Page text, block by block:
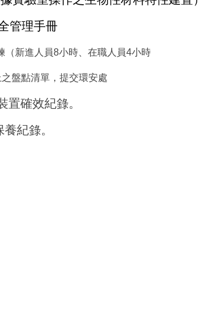
管理手冊
新進人員8小時、在職人員4小時
盤點清單，提交環安處
置確效紀錄。
紀錄。